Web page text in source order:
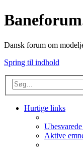
Dansk forum om
Spring til indhold
Hurtige links
Aktive